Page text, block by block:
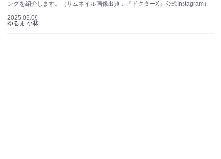
ングを紹介します。（サムネイル画像出典：『ドクターX』公式Instagram）
2025.05.09
ゆるま 小林